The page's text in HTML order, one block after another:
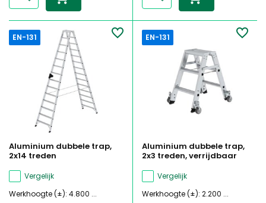
EN-131
Aluminium dubbele trap,
2x14 treden
Vergelijk
Werkhoogte (±): 4.800 ...
EN-131
Aluminium dubbele trap,
2x3 treden, verrijdbaar
Vergelijk
Werkhoogte (±): 2.200 ...